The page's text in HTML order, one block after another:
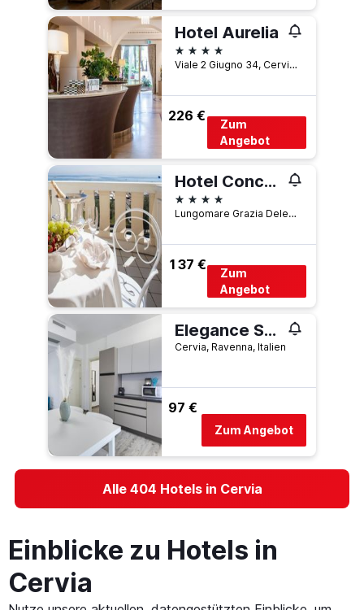
Hotel Aurelia
4 Sterne
Viale 2 Giugno 34, Cervia, Ravenna, Italien
226 €
Zum
Angebot
Hotel Conchiglia
4 Sterne
Lungomare Grazia Deledda 46, Cervia, Ravenna, Italien
137 €
Zum
Angebot
Elegance Suite Apartments - Siroli Collection
Cervia, Ravenna, Italien
97 €
Zum Angebot
Alle 404 Hotels in Cervia
Einblicke zu Hotels in
Cervia